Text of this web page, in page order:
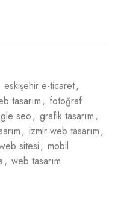
eskişehir e-ticaret,
tasarım, fotoğraf
seo, grafik tasarım,
, izmir web tasarım,
sitesi, mobil
, web tasarım